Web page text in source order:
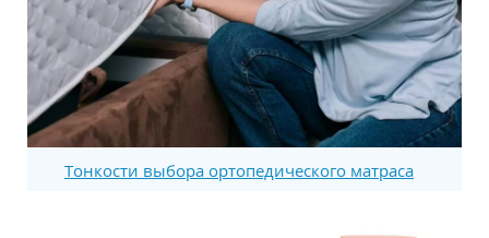
Тонкости выбора ортопедического матраса